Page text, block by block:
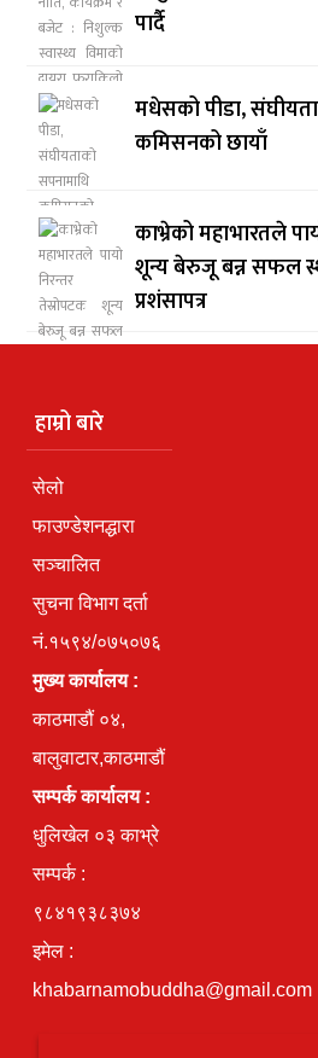
पार्दै
मधेसको पीडा,
कमिसनको छायाँ
काभ्रेको महाभारतले
शून्य बेरुजू बन्न सफल
प्रशंसापत्र
हाम्रो बारे
सेलो
फाउण्डेशनद्धारा
सञ्चालित
सुचना विभाग दर्ता
नं.१५९४/०७५०७६
मुख्य कार्यालय :
काठमाडौं ०४,
बालुवाटार,काठमाडौं
सम्पर्क कार्यालय :
धुलिखेल ०३ काभ्रे
सम्पर्क :
९८४१९३८३७४
इमेल :
khabarnamobuddha@gmail.com